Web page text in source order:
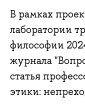
В рамках
лаборатории
философии
журнала
статья
этики: